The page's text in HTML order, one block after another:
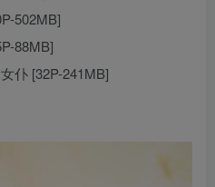
502MB]
88MB]
仆 [32P-241MB]